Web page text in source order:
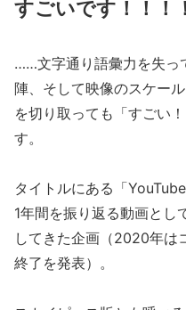
すごいです！！！
……文字通り語彙力を失っ
陣、そして映像のスケー
を切り取っても「すごい
す。
タイトルにある「
1年間を振り返る動画とし
してきた企画（2020年は
終了を発表）。